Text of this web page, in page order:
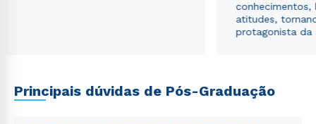
conhecimentos,
atitudes,
protagonista da
Principais dúvidas de Pós-Graduação